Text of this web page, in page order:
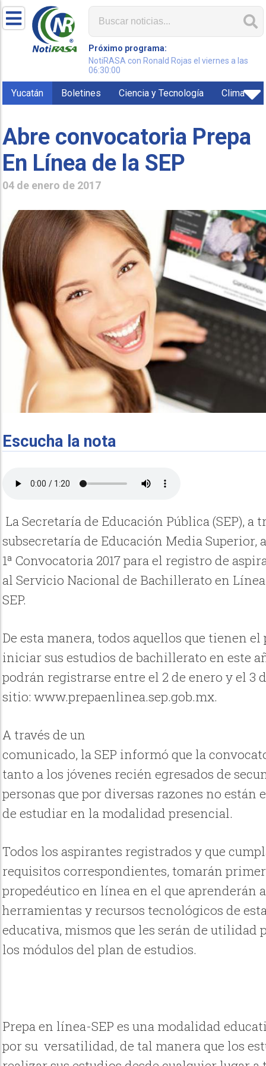
Próximo programa:
NotiRASA con Ronald Rojas el viernes a las
06:30:00
Yucatán Boletines Ciencia y Tecnología Clima
Abre convocatoria Prepa
En Línea de la SEP
04 de enero de 2017
Escucha la nota
La Secretaría de Educación Pública (SEP), a
subsecretaría de Educación Media Superior,
1ª Convocatoria 2017 para el registro de
al Servicio Nacional de Bachillerato en
SEP.
De esta manera, todos aquellos que tienen
iniciar sus estudios de bachillerato en este
podrán registrarse entre el 2 de enero y el 3
sitio: www.prepaenlinea.sep.gob.mx.
A través de un
comunicado, la SEP informó que la
tanto a los jóvenes recién egresados de
personas que por diversas razones no están
de estudiar en la modalidad presencial.
Todos los aspirantes registrados y que
requisitos correspondientes, tomarán
propedéutico en línea en el que aprenderán
herramientas y recursos tecnológicos de
educativa, mismos que les serán de utilidad
los módulos del plan de estudios.
Prepa en línea-SEP es una modalidad
por su versatilidad, de tal manera que los